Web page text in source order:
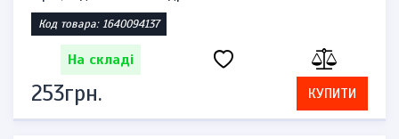
Код товара: 1640094137
На складі
253грн. КУПИТИ